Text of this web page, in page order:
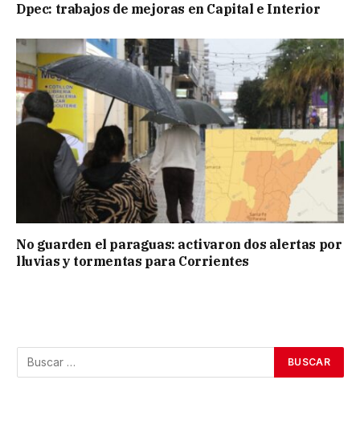
Dpec: trabajos de mejoras en Capital e Interior
No guarden el paraguas: activaron dos alertas por
lluvias y tormentas para Corrientes